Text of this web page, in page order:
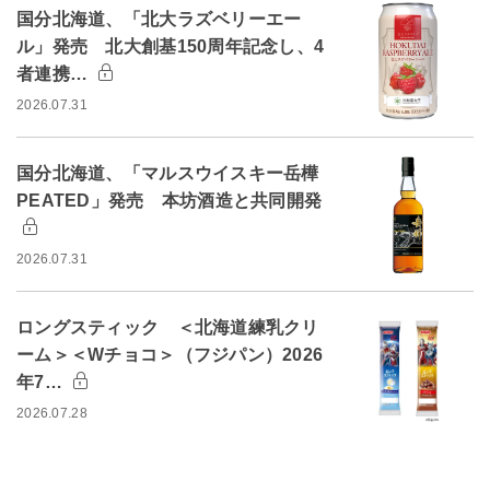
国分北海道、「北大ラズベリーエー
ル」発売 北大創基150周年記念し、4
者連携…
2026.07.31
国分北海道、「マルスウイスキー岳樺
PEATED」発売 本坊酒造と共同開発
2026.07.31
ロングスティック ＜北海道練乳クリ
ーム＞＜Wチョコ＞（フジパン）2026
年7…
2026.07.28